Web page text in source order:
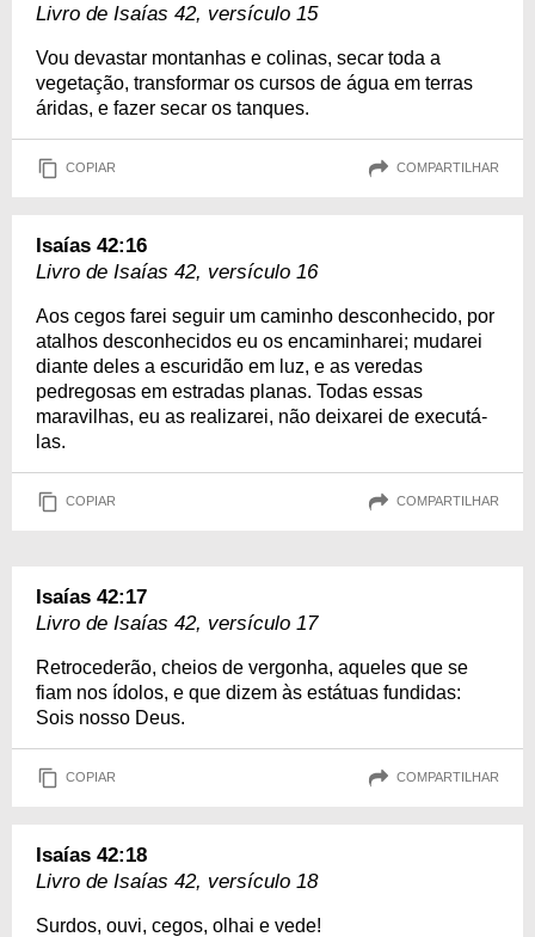
Livro de Isaías 42, versículo 15
Vou devastar montanhas e colinas, secar toda a
vegetação, transformar os cursos de água em terras
áridas, e fazer secar os tanques.
COPIAR COMPARTILHAR
Isaías 42:16
Livro de Isaías 42, versículo 16
Aos cegos farei seguir um caminho desconhecido, por
atalhos desconhecidos eu os encaminharei; mudarei
diante deles a escuridão em luz, e as veredas
pedregosas em estradas planas. Todas essas
maravilhas, eu as realizarei, não deixarei de executá-
las.
COPIAR COMPARTILHAR
Isaías 42:17
Livro de Isaías 42, versículo 17
Retrocederão, cheios de vergonha, aqueles que se
fiam nos ídolos, e que dizem às estátuas fundidas:
Sois nosso Deus.
COPIAR COMPARTILHAR
Isaías 42:18
Livro de Isaías 42, versículo 18
Surdos, ouvi, cegos, olhai e vede!